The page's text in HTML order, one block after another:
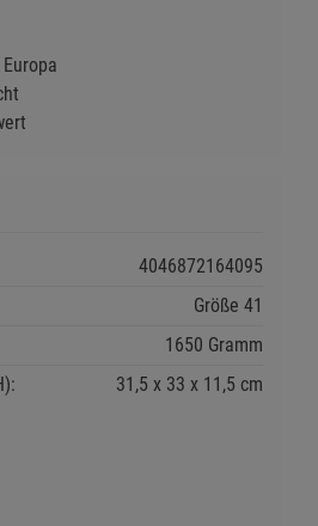
4046872164095
Größe 41
1650 Gramm
31,5 33 11,5 cm